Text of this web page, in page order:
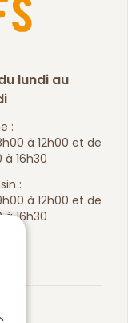
lundi au
:
à 12h00 et de
à 16h30
:
à 12h00 et de
à 16h30